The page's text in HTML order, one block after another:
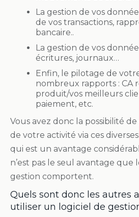
La gestion de vos
de vos transactions,
bancaire..
La gestion de vos
écritures, journaux…
Enfin, le pilotage de
nombreux rapports : CA
produit/vos meilleurs
paiement, etc.
Vous avez donc la possibilité
de votre activité via ces
qui est un avantage
n’est pas le seul avantage que
gestion comportent.
Quels sont donc les autres
utiliser un logiciel de